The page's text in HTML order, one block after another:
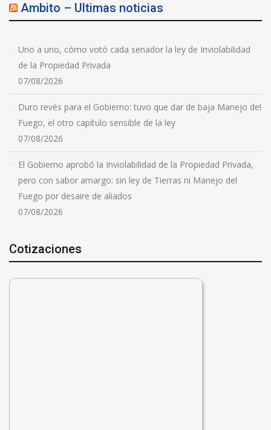
Ambito – Ultimas noticias
Uno a uno, cómo votó cada senador la ley de Inviolabilidad
de la Propiedad Privada
07/08/2026
Duro revés para el Gobierno: tuvo que dar de baja Manejo del
Fuego, el otro capítulo sensible de la ley
07/08/2026
El Gobierno aprobó la Inviolabilidad de la Propiedad Privada,
pero con sabor amargo: sin ley de Tierras ni Manejo del
Fuego por desaire de aliados
07/08/2026
Cotizaciones